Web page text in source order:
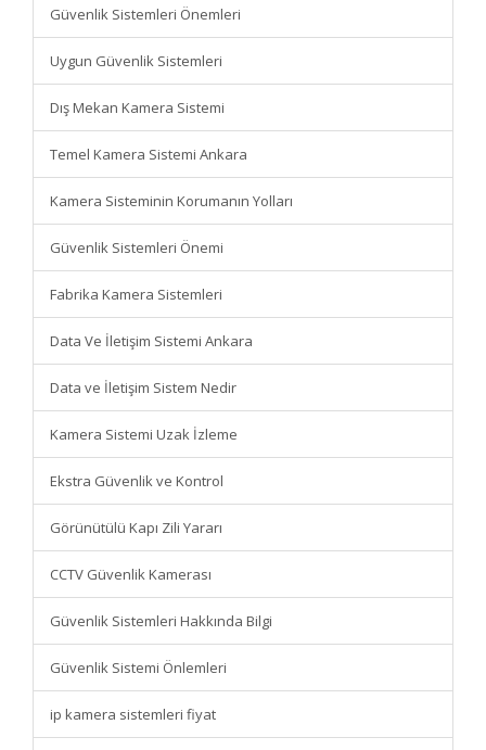
Güvenlik Sistemleri Önemleri
Uygun Güvenlik Sistemleri
Dış Mekan Kamera Sistemi
Temel Kamera Sistemi Ankara
Kamera Sisteminin Korumanın Yolları
Güvenlik Sistemleri Önemi
Fabrika Kamera Sistemleri
Data Ve İletişim Sistemi Ankara
Data ve İletişim Sistem Nedir
Kamera Sistemi Uzak İzleme
Ekstra Güvenlik ve Kontrol
Görünütülü Kapı Zili Yararı
CCTV Güvenlik Kamerası
Güvenlik Sistemleri Hakkında Bilgi
Güvenlik Sistemi Önlemleri
ip kamera sistemleri fiyat